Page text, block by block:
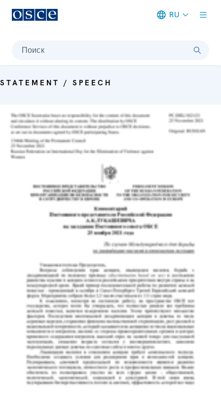
RU
Поиск
STATEMENT / SPEECH